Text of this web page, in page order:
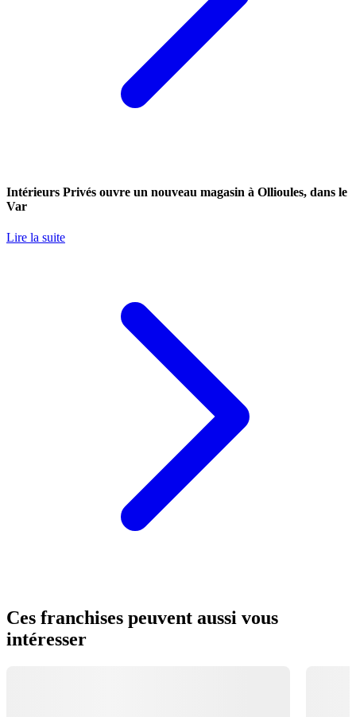
Intérieurs Privés ouvre un nouveau magasin à Ollioules, dans le
Var
Lire la suite
Ces franchises peuvent aussi vous
intéresser